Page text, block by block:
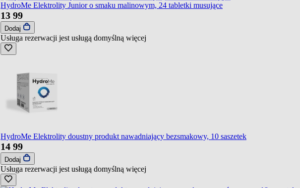
HydroMe Elektrolity Junior o smaku malinowym, 24 tabletki musujące
13 99
Dodaj
Usługa rezerwacji jest usługą domyślną więcej
HydroMe Elektrolity doustny produkt nawadniający bezsmakowy, 10 saszetek
14 99
Dodaj
Usługa rezerwacji jest usługą domyślną więcej